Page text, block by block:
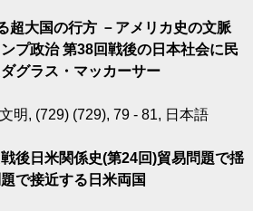
超大国の行方 －アメリカ史の文脈
プ政治 第38回戦後の日本社会に民
グラス・マッカーサー
明, (729) (729), 79 - 81, 日本語
後日米関係史(第24回)貿易問題で揺
で接近する日米両国